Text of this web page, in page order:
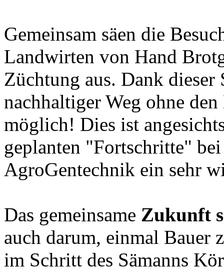
Gemeinsam säen die
Landwirten von Hand
Züchtung aus. Dank
nachhaltiger Weg ohne
möglich! Dies ist
geplanten "Fortschritte"
AgroGentechnik ein sehr
Das gemeinsame Zukunft
auch darum, einmal Bauer
im Schritt des Sämanns